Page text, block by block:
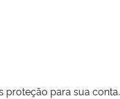
proteção para sua conta.